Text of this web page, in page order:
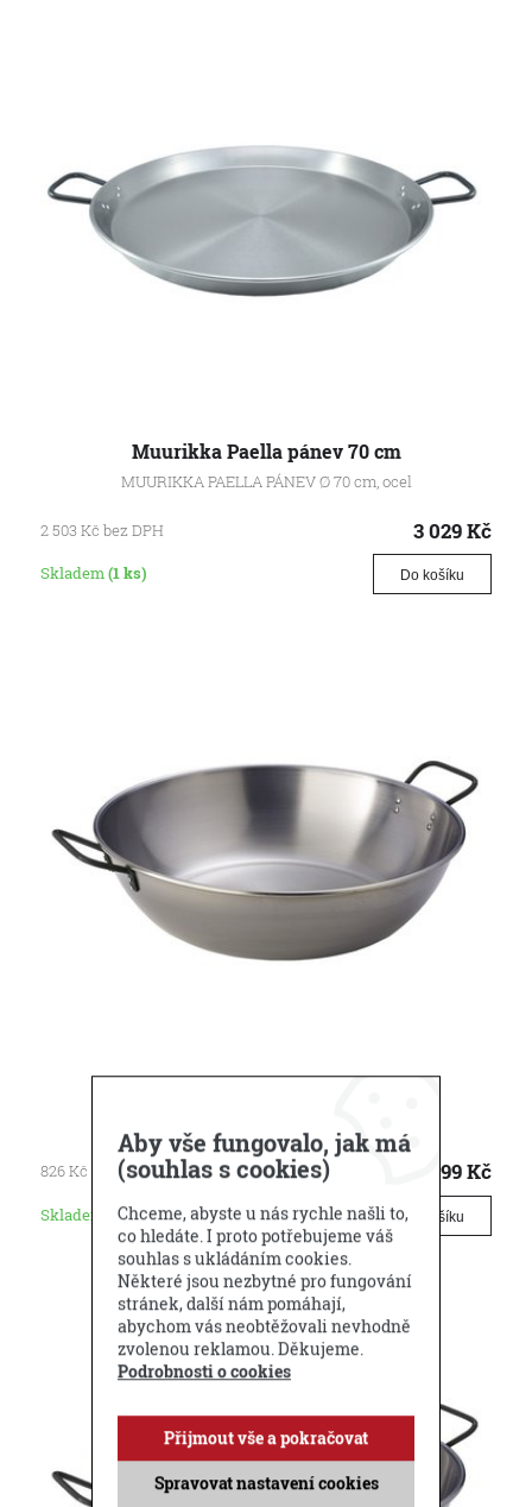
Muurikka Paella pánev 70 cm
MUURIKKA PAELLA PÁNEV Ø 70 cm, ocel
2 503Kč bez DPH 3 029Kč
Skladem(1 ks) Do košíku
826Kč bez DPH 999Kč
Skladem (5+ ks) Do košíku
Aby vše fungovalo, jak má
(souhlas s cookies)
Chceme, abyste u nás rychle našli to,
co hledáte. I proto potřebujeme váš
souhlas s ukládáním cookies.
Některé jsou nezbytné pro fungování
stránek, další nám pomáhají,
abychom vás neobtěžovali nevhodně
zvolenou reklamou. Děkujeme.
Podrobnosti o cookies
Spravovat nastavení cookies
Přijmout vše a pokračovat